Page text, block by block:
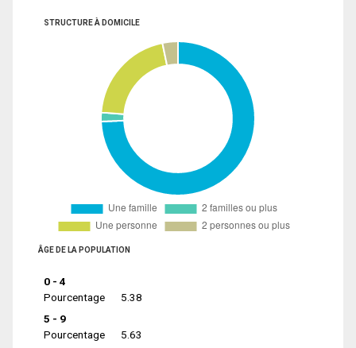
STRUCTURE À DOMICILE
ÂGE DE LA POPULATION
0 - 4
Pourcentage
5.38
5 - 9
Pourcentage
5.63